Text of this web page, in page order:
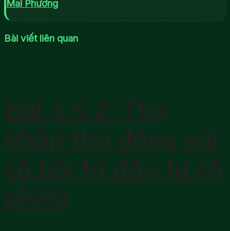
Mai Phương
Bài viết liên quan
Bài 1.5.2: Thu
nhập thụ động với
cổ tức từ đầu tư cổ
phiếu